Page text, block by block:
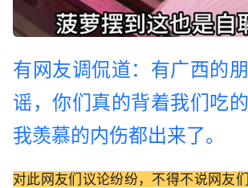
有网友调侃道：有广西的
谣，你们真的背着我们吃的
我羡慕的内伤都出来了。
对此网友们议论纷纷，不得不说网友